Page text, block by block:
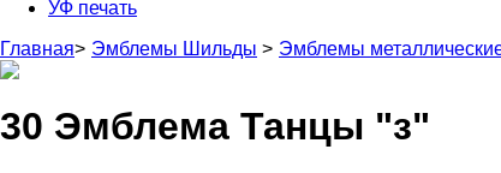
УФ печать
Главная> Эмблемы Шильды > Эмблемы
30 Эмблема Танцы "з"